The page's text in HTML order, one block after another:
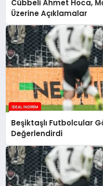
Cübbeli Ahmet Hoca,
Üzerine Açıklamalar
Beşiktaşlı Futbolcular
Değerlendirdi